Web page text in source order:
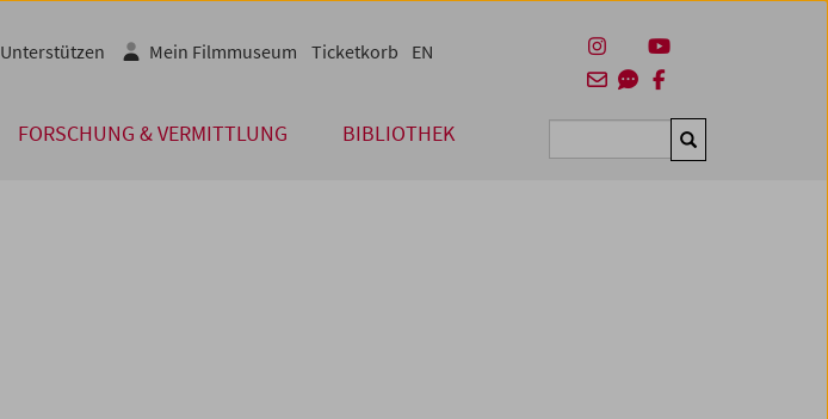
FORSCHUNG & VERMITTLUNG BIBLIOTHEK Suchen
Unterstützen Mein Filmmuseum Ticketkorb EN